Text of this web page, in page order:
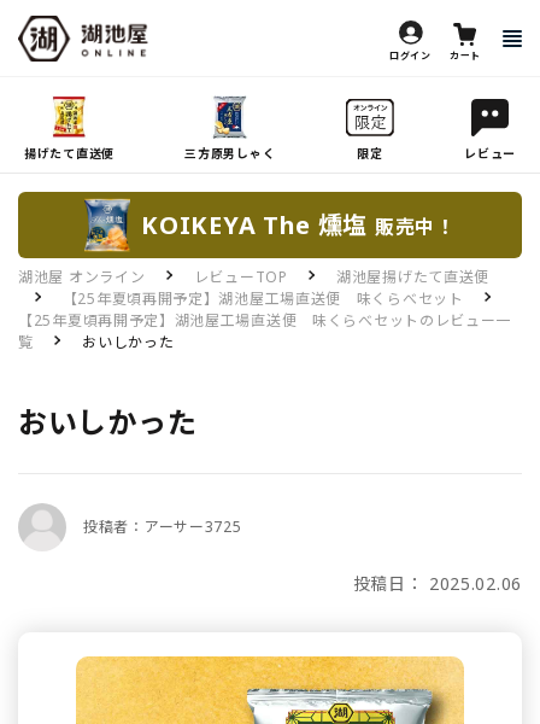
ログイン カート
揚げたて直送便 三方原男しゃく 限定 レビュー
KOIKEYA The 燻塩 販売中！
湖池屋 オンライン レビューTOP
湖池屋揚げたて直送便
【25年夏頃再開予定】湖池屋工場直送便 味くらべセット
【25年夏頃再開予定】湖池屋工場直送便 味くらべセットのレビュー一
覧
おいしかった
おいしかった
投稿者：アーサー3725
投稿日： 2025.02.06